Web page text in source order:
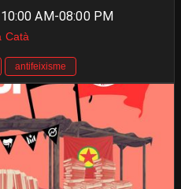
AM-08:00 PM
Catà
antifeixisme